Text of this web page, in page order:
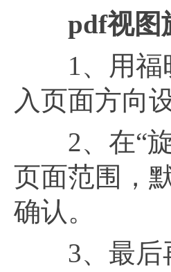
pdf视图
1、用福昕
入页面方向
2、在“旋
页面范围，
确认。
3、最后再